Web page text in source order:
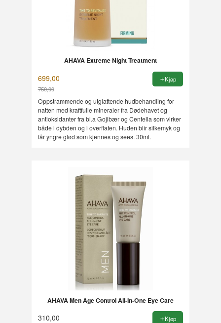
AHAVA Extreme Night Treatment
699,00
759,00
Rabatt
Kjøp
Oppstrammende og utglattende hudbehandling for
natten med kraftfulle mineraler fra Dødehavet og
antioksidanter fra bl.a Gojibær og Centella som virker
både i dybden og i overflaten. Huden blir silkemyk og
får yngre glød som kjennes og sees. 30ml.
AHAVA Men Age Control All-In-One Eye Care
310,00 Kjøp